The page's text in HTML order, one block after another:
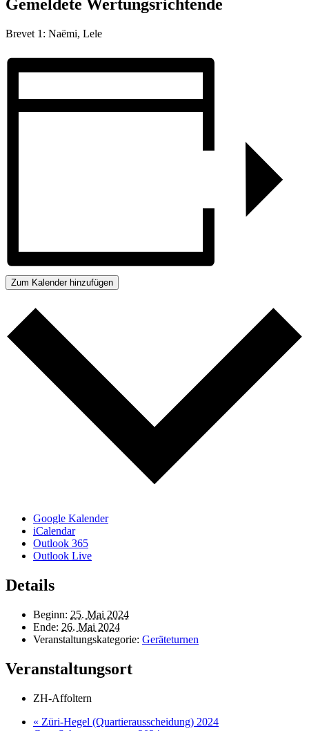
Gemeldete Wertungsrichtende
Brevet 1: Naëmi, Lele
Zum Kalender hinzufügen
Google Kalender
iCalendar
Outlook 365
Outlook Live
Details
Beginn: 25. Mai 2024
Ende: 26. Mai 2024
Veranstaltungskategorie: Geräteturnen
Veranstaltungsort
ZH-Affoltern
« Züri-Hegel (Quartierausscheidung) 2024